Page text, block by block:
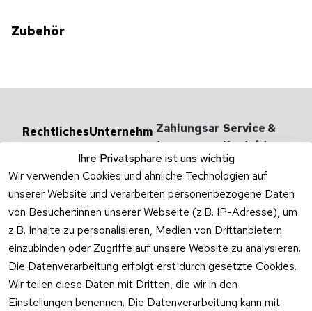
Zubehör
Ihre Privatsphäre ist uns wichtig
Wir verwenden Cookies und ähnliche Technologien auf
unserer Website und verarbeiten personenbezogene Daten
von Besucher:innen unserer Webseite (z.B. IP-Adresse), um
z.B. Inhalte zu personalisieren, Medien von Drittanbietern
einzubinden oder Zugriffe auf unsere Website zu analysieren.
Die Datenverarbeitung erfolgt erst durch gesetzte Cookies.
Wir teilen diese Daten mit Dritten, die wir in den
Einstellungen benennen. Die Datenverarbeitung kann mit
Rechtliches
Impressum
Datenschutzer
klärung
Widerrufsrecht
Vertrag
widerrufen
Unternehm
en
Versandarten
& -kosten
Ab- und
Überlaufgarnit
uren
Zahlungsar
ten
Versandpar
tner
Service &
Kontakt
Haben
Rufen Sie
oder
Sie per